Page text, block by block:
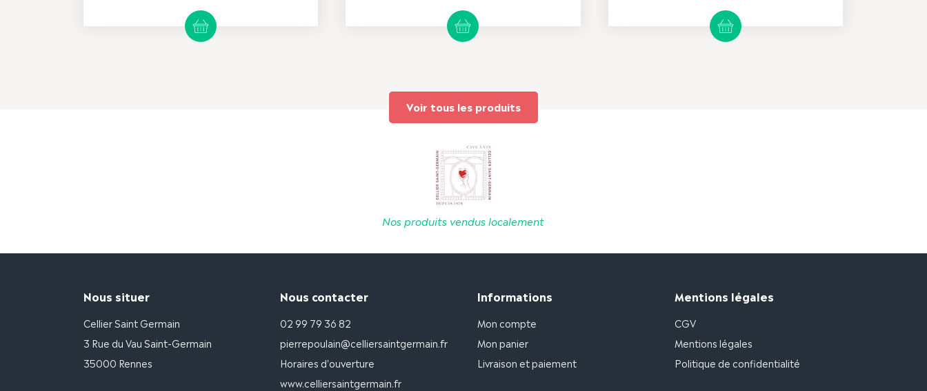
Voir tous les produits
Nos produits vendus localement
Nous situer
Cellier Saint Germain
3 Rue du Vau Saint-Germain
35000 Rennes
Nous contacter
02 99 79 36 82
pierrepoulain@celliersaintgermain.fr
Horaires d'ouverture
www.celliersaintgermain.fr
Informations
Mon compte
Mon panier
Livraison et paiement
Mentions légales
CGV
Mentions légales
Politique de confidentialité